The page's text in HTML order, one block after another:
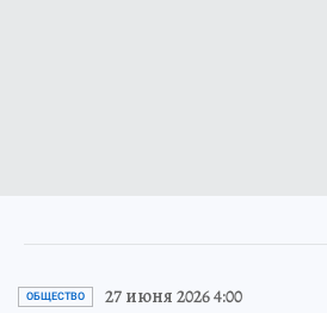
ОБЩЕСТВО 27 июня 2026 4:00